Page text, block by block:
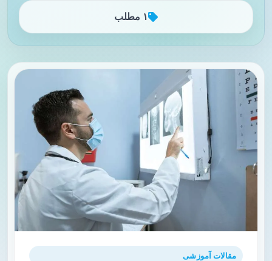
۱ مطلب
مقالات آموزشی